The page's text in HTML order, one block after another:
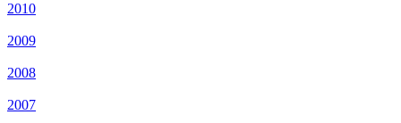
2010
2009
2008
2007